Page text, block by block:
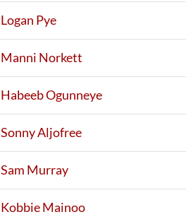
Logan Pye
Manni Norkett
Habeeb Ogunneye
Sonny Aljofree
Sam Murray
Kobbie Mainoo